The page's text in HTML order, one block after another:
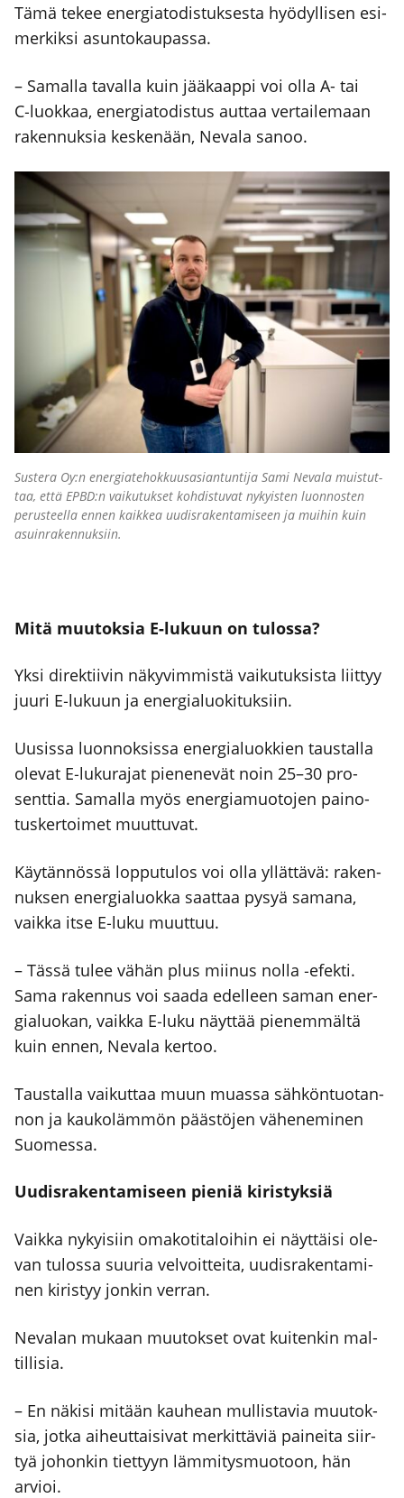
Tämä tekee ener­gia­to­dis­tuk­ses­ta hyö­dyl­li­sen esi­
mer­kik­si asun­to­kau­pas­sa.
– Samal­la taval­la kuin jää­kaap­pi voi olla A- tai
C‑luokkaa, ener­gia­to­dis­tus aut­taa ver­tai­le­maan
raken­nuk­sia kes­ke­nään, Neva­la sanoo.
Sus­te­ra Oy:n ener­gia­te­hok­kuus­asian­tun­ti­ja Sami Neva­la muis­tut­
taa, että EPBD:n vai­ku­tuk­set koh­dis­tu­vat nykyis­ten luon­nos­ten
perus­teel­la ennen kaik­kea uudis­ra­ken­ta­mi­seen ja mui­hin kuin
asuin­ra­ken­nuk­siin.
Mitä muu­tok­sia E‑lukuun on tulos­sa?
Yksi direk­tii­vin näky­vim­mis­tä vai­ku­tuk­sis­ta liit­tyy
juu­ri E‑lukuun ja ener­gia­luo­ki­tuk­siin.
Uusis­sa luon­nok­sis­sa ener­gia­luok­kien taus­tal­la
ole­vat E‑lukurajat pie­ne­ne­vät noin 25–30 pro­
sent­tia. Samal­la myös ener­gia­muo­to­jen pai­no­
tus­ker­toi­met muut­tu­vat.
Käy­tän­nös­sä lop­pu­tu­los voi olla yllät­tä­vä: raken­
nuk­sen ener­gia­luok­ka saat­taa pysyä sama­na,
vaik­ka itse E‑luku muut­tuu.
– Täs­sä tulee vähän plus mii­nus nol­la ‑efek­ti.
Sama raken­nus voi saa­da edel­leen saman ener­
gia­luo­kan, vaik­ka E‑luku näyt­tää pie­nem­mäl­tä
kuin ennen, Neva­la ker­too.
Taus­tal­la vai­kut­taa muun muas­sa säh­kön­tuo­tan­
non ja kau­ko­läm­mön pääs­tö­jen vähe­ne­mi­nen
Suo­mes­sa.
Uudis­ra­ken­ta­mi­seen pie­niä kiris­tyk­siä
Vaik­ka nykyi­siin oma­ko­ti­ta­loi­hin ei näyt­täi­si ole­
van tulos­sa suu­ria vel­voit­tei­ta, uudis­ra­ken­ta­mi­
nen kiris­tyy jon­kin ver­ran.
Neva­lan mukaan muu­tok­set ovat kui­ten­kin mal­
til­li­sia.
– En näki­si mitään kau­hean mul­lis­ta­via muu­tok­
sia, jot­ka aiheut­tai­si­vat mer­kit­tä­viä pai­nei­ta siir­
tyä johon­kin tiet­tyyn läm­mi­tys­muo­toon, hän
arvioi.